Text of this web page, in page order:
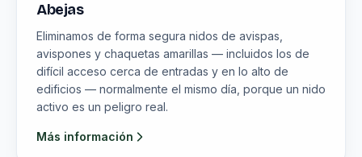
Abejas
Eliminamos de forma segura nidos de avispas,
avispones y chaquetas amarillas — incluidos los de
difícil acceso cerca de entradas y en lo alto de
edificios — normalmente el mismo día, porque un nido
activo es un peligro real.
Más información